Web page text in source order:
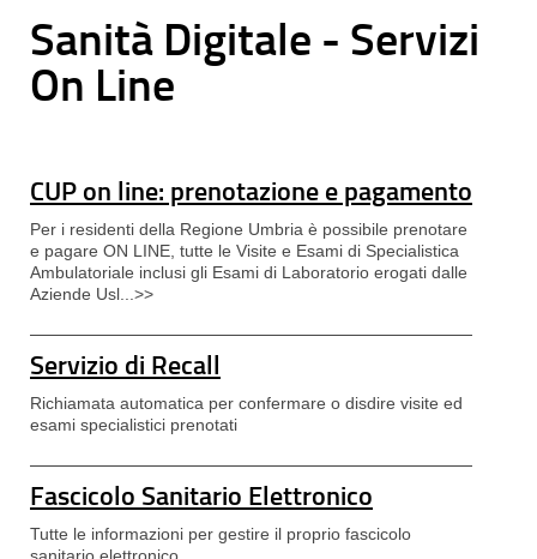
Sanità Digitale - Servizi
On Line
CUP on line: prenotazione e pagamento
Per i residenti della Regione Umbria è possibile prenotare
e pagare ON LINE, tutte le Visite e Esami di Specialistica
Ambulatoriale inclusi gli Esami di Laboratorio erogati dalle
Aziende Usl...>>
Servizio di Recall
Richiamata automatica per confermare o disdire visite ed
esami specialistici prenotati
Fascicolo Sanitario Elettronico
Tutte le informazioni per gestire il proprio fascicolo
sanitario elettronico